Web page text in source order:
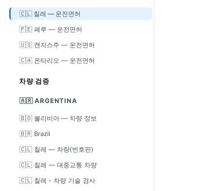
🇨🇱 칠레 — 운전면허
🇵🇪 페루 — 운전면허
🇺🇸 캔자스주 — 운전면허
🇨🇦 온타리오 — 운전면허
차량 검증
🇦🇷 ARGENTINA
🇧🇴 볼리비아 — 차량 정보
🇧🇷 Brazil
🇨🇱 칠레 — 차량(번호판)
🇨🇱 칠레 — 대중교통 차량
🇨🇱 칠레 - 차량 기술 검사